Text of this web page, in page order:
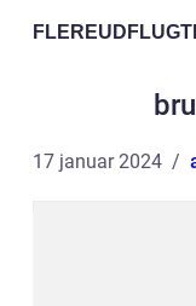
17 januar 2024